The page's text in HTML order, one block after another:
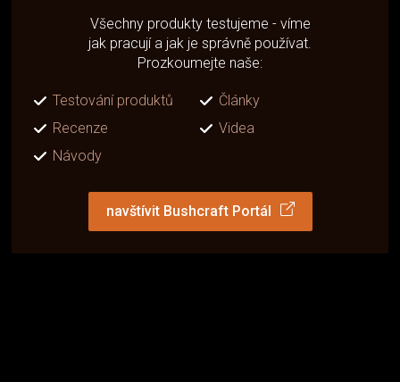
Všechny produkty testujeme - víme
jak pracují a jak je správně používat.
Prozkoumejte naše:
Testování produktů
Články
Recenze
Videa
Návody
navštívit Bushcraft Portál